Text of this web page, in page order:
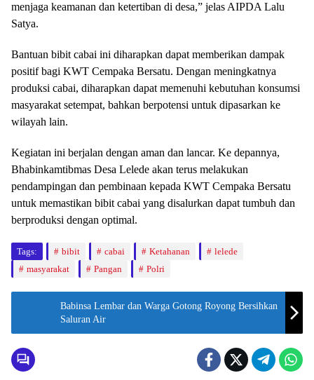
menjaga keamanan dan ketertiban di desa,” jelas AIPDA Lalu
Satya.
Bantuan bibit cabai ini diharapkan dapat memberikan dampak
positif bagi KWT Cempaka Bersatu. Dengan meningkatnya
produksi cabai, diharapkan dapat memenuhi kebutuhan konsumsi
masyarakat setempat, bahkan berpotensi untuk dipasarkan ke
wilayah lain.
Kegiatan ini berjalan dengan aman dan lancar. Ke depannya,
Bhabinkamtibmas Desa Lelede akan terus melakukan
pendampingan dan pembinaan kepada KWT Cempaka Bersatu
untuk memastikan bibit cabai yang disalurkan dapat tumbuh dan
berproduksi dengan optimal.
Tags: bibit cabai Ketahanan
lelede
masyarakat
Pangan Polri
Babinsa Lembar dan Warga Gotong Royong Bersihkan
Saluran Air